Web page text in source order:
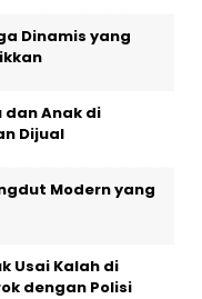
Dinamis yang
dan Anak di
Dijual
Modern yang
Usai Kalah di
dengan Polisi